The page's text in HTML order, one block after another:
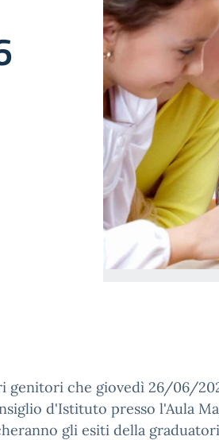
genitori che giovedì 26/06/
d'Istituto presso l'Aula
gli esiti della